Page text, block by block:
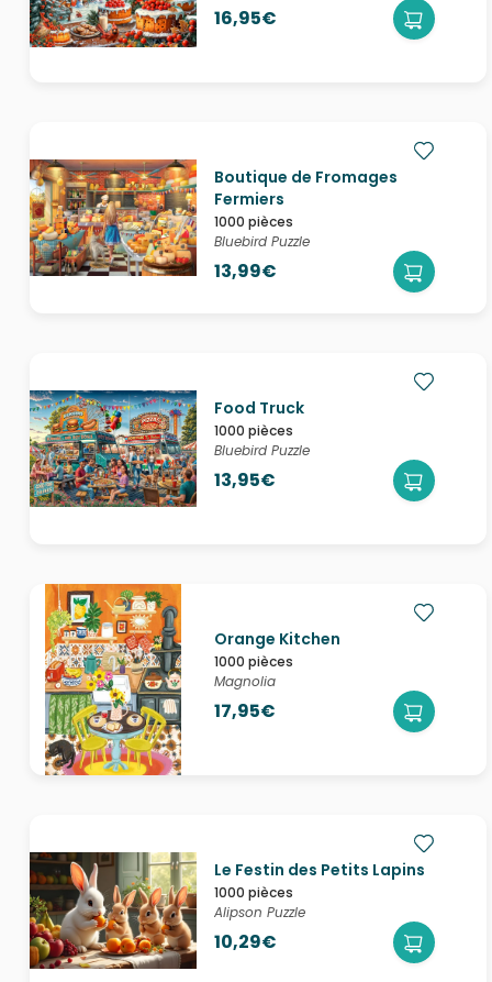
16,95€
Boutique de Fromages
Fermiers
1000 pièces
Bluebird Puzzle
13,99€
Food Truck
1000 pièces
Bluebird Puzzle
13,95€
Orange Kitchen
1000 pièces
Magnolia
17,95€
Le Festin des Petits Lapins
1000 pièces
Alipson Puzzle
10,29€